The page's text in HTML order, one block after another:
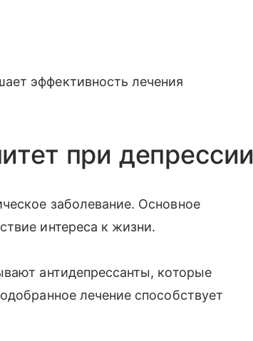
эффективность лечения
при депрессии
заболевание. Основное
интереса к жизни.
антидепрессанты, которые
лечение способствует